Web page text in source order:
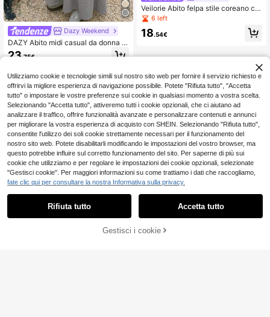
Dazy Weekend
DAZY Abito midi casual da donna c
on cappuccio, maniche lunghe e st
ampa, abito autunnale
23.75€
Veilorie Abito felpa stile coreano co
n cappuccio, color block, morbido e
casual, versatile per uso quotidiano,
abbigliamento autunno inverno per
6 left
18.54€
AGGIUNGI AL CARRELLO
Utilizziamo cookie e tecnologie simili sul nostro sito web per fornire il servizio richiesto e
offrirvi la migliore esperienza di navigazione possibile. Potete "Rifiuta tutto", "Accetta
tutto" o impostare le vostre preferenze sui cookie in qualsiasi momento a vostra scelta.
Selezionando "Accetta tutto", attiveremo tutti i cookie opzionali, che ci aiutano ad
analizzare il traffico, offrire funzionalità avanzate e personalizzare contenuti e annunci
per migliorare la vostra esperienza di acquisto con SHEIN. Selezionando "Rifiuta tutto",
consentite l'utilizzo dei soli cookie strettamente necessari per il funzionamento del
nostro sito web. Potete disabilitarli modificando le impostazioni del vostro browser, ma
questo potrebbe influire sul corretto funzionamento del sito. Per saperne di più sui
cookie che utilizziamo e per regolare le impostazioni dei cookie opzionali, selezionate
"Gestisci cookie". Per maggiori informazioni su come trattiamo i dati che raccogliamo,
fate clic qui per consultare la nostra Informativa sulla privacy.
Rifiuta tutto Accetta tutto
Gestisci i cookie